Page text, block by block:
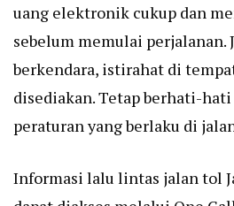
uang elektronik cukup dan
sebelum memulai perjalanan.
berkendara, istirahat di
disediakan. Tetap berhati-
peraturan yang berlaku di
Informasi lalu lintas jalan tol